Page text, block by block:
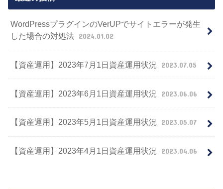
WordPressプラグインのVerUPでサイトエラーが発生
した場合の対処法 2024.01.02
【資産運用】2023年7月1日資産運用状況 2023.07.05
【資産運用】2023年6月1日資産運用状況 2023.06.06
【資産運用】2023年5月1日資産運用状況 2023.05.07
【資産運用】2023年4月1日資産運用状況 2023.04.06